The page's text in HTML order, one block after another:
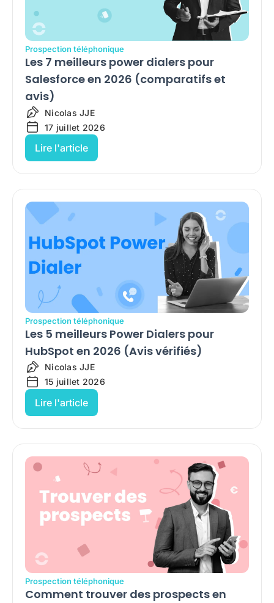
Prospection téléphonique
Les 7 meilleurs power dialers pour
Salesforce en 2026 (comparatifs et
avis)
Nicolas JJE
17 juillet 2026
Lire l'article
Prospection téléphonique
Les 5 meilleurs Power Dialers pour
HubSpot en 2026 (Avis vérifiés)
Nicolas JJE
15 juillet 2026
Lire l'article
Prospection téléphonique
Comment trouver des prospects en